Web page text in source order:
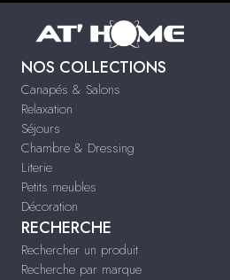
NOS COLLECTIONS
Canapés & Salons
Relaxation
Séjours
Chambre & Dressing
Literie
Petits meubles
Décoration
RECHERCHE
Rechercher un produit
Recherche par marque